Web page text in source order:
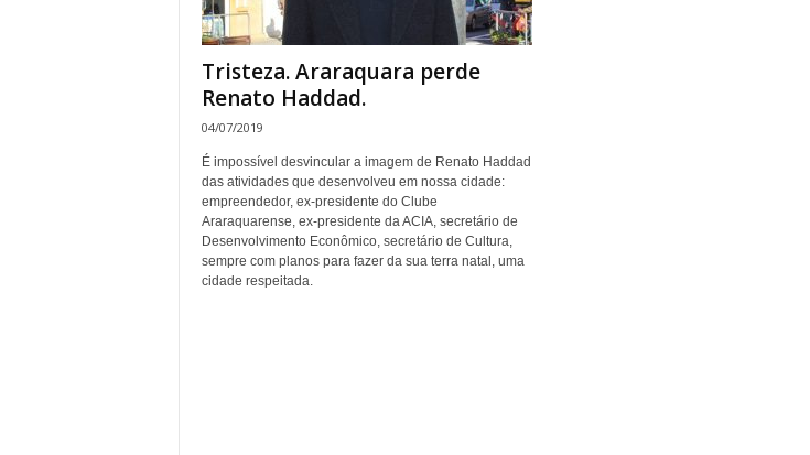
Tristeza. Araraquara perde
Renato Haddad.
04/07/2019
É impossível desvincular a imagem de Renato Haddad
das atividades que desenvolveu em nossa cidade:
empreendedor, ex-presidente do Clube
Araraquarense, ex-presidente da ACIA, secretário de
Desenvolvimento Econômico, secretário de Cultura,
sempre com planos para fazer da sua terra natal, uma
cidade respeitada.